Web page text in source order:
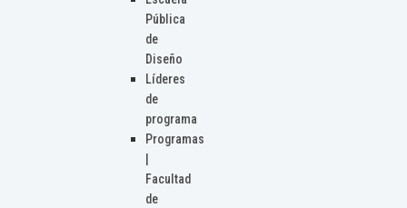
Pública
de
Diseño
Líderes
de
programa
Programas
Facultad
de